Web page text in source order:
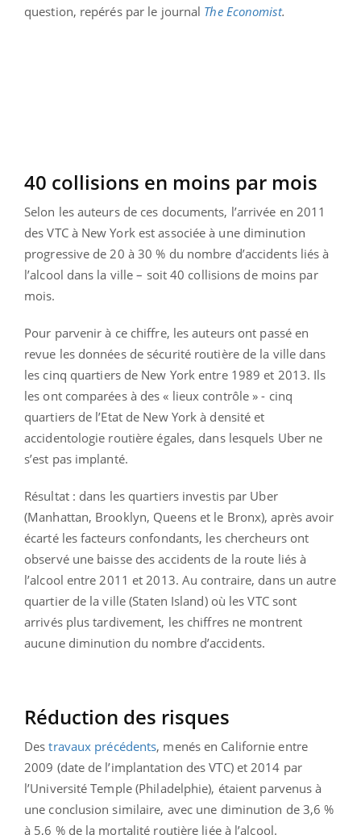
question, repérés par le journal The Economist.
40 collisions en moins par mois
Selon les auteurs de ces documents, l’arrivée en 2011
des VTC à New York est associée à une diminution
progressive de 20 à 30 % du nombre d’accidents liés à
l’alcool dans la ville – soit 40 collisions de moins par
mois.
Pour parvenir à ce chiffre, les auteurs ont passé en
revue les données de sécurité routière de la ville dans
les cinq quartiers de New York entre 1989 et 2013. Ils
les ont comparées à des « lieux contrôle » - cinq
quartiers de l’Etat de New York à densité et
accidentologie routière égales, dans lesquels Uber ne
s’est pas implanté.
Résultat : dans les quartiers investis par Uber
(Manhattan, Brooklyn, Queens et le Bronx), après avoir
écarté les facteurs confondants, les chercheurs ont
observé une baisse des accidents de la route liés à
l’alcool entre 2011 et 2013. Au contraire, dans un autre
quartier de la ville (Staten Island) où les VTC sont
arrivés plus tardivement, les chiffres ne montrent
aucune diminution du nombre d’accidents.
Réduction des risques
Destravaux précédents, menés en Californie entre
2009 (date de l’implantation des VTC) et 2014 par
l’Université Temple (Philadelphie), étaient parvenus à
une conclusion similaire, avec une diminution de 3,6 %
à 5,6 % de la mortalité routière liée à l’alcool.